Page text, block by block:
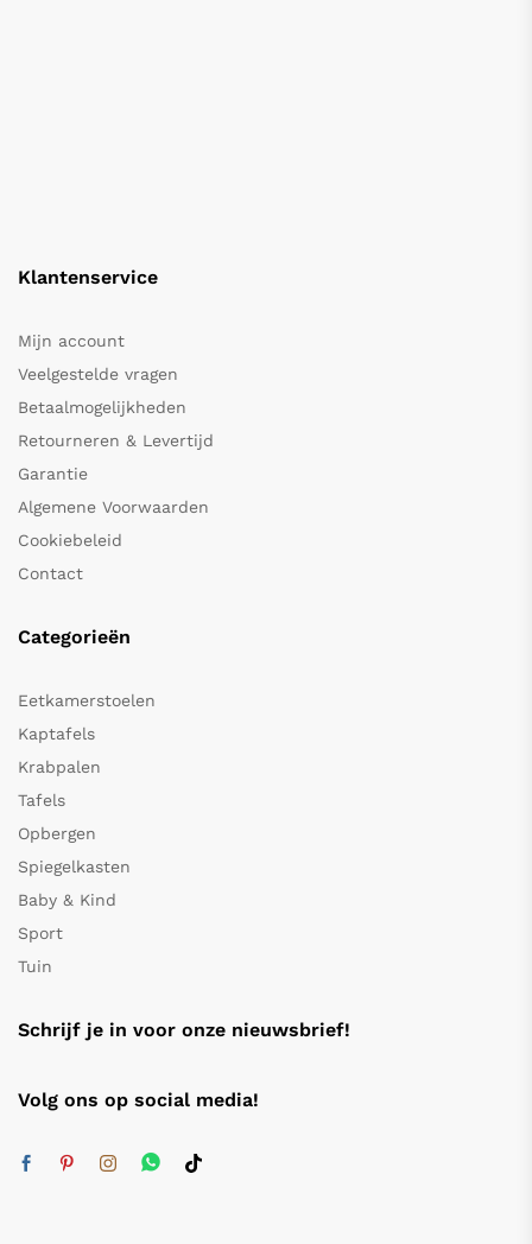
Klantenservice
Mijn account
Veelgestelde vragen
Betaalmogelijkheden
Retourneren & Levertijd
Garantie
Algemene Voorwaarden
Cookiebeleid
Contact
Categorieën
Eetkamerstoelen
Kaptafels
Krabpalen
Tafels
Opbergen
Spiegelkasten
Baby & Kind
Sport
Tuin
Schrijf je in voor onze nieuwsbrief!
Volg ons op social media!